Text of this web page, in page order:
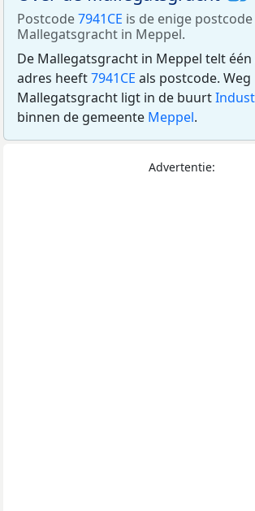
Postcode7941CE is de enige
Mallegatsgracht in Meppel.
De Mallegatsgracht in Meppel telt
adres heeft7941CE als postcode. Weg
Mallegatsgracht ligt in de buurt
binnen de gemeente Meppel.
Advertentie: